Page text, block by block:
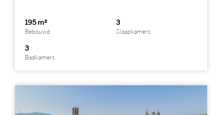
195 m²
Bebouwd
3
Slaapkamers
3
Badkamers